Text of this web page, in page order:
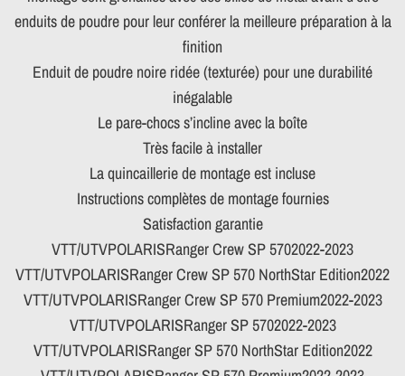
enduits de poudre pour leur conférer la meilleure préparation à la
finition
Enduit de poudre noire ridée (texturée) pour une durabilité
inégalable
Le pare-chocs s’incline avec la boîte
Très facile à installer
La quincaillerie de montage est incluse
Instructions complètes de montage fournies
Satisfaction garantie
VTT/UTVPOLARISRanger Crew SP 5702022-2023
VTT/UTVPOLARISRanger Crew SP 570 NorthStar Edition2022
VTT/UTVPOLARISRanger Crew SP 570 Premium2022-2023
VTT/UTVPOLARISRanger SP 5702022-2023
VTT/UTVPOLARISRanger SP 570 NorthStar Edition2022